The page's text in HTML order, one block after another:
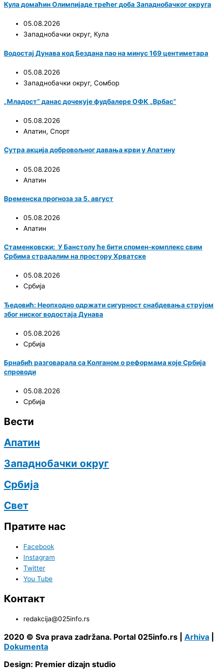
Кула домаћин Олимпијаде трећег доба Западнобачког округа
05.08.2026
Западнобачки округ, Кула
Водостај Дунава код Бездана пао на минус 169 центиметара
05.08.2026
Западнобачки округ, Сомбор
„Младост“ данас дочекује фудбалере ОФК „Врбас“
05.08.2026
Апатин, Спорт
Сутра акција добровољног давања крви у Апатину
05.08.2026
Апатин
Временска прогноза за 5. август
05.08.2026
Апатин
Стаменковски: У Банстолу ће бити спомен-комплекс свим
Србима страдалим на простору Хрватске
05.08.2026
Србија
Ђедовић: Неопходно одржати сигурност снабдевања струјом
због ниског водостаја Дунава
05.08.2026
Србија
Брнабић разговарала са Колганом о реформама које Србија
спроводи
05.08.2026
Србија
Вести
Апатин
Западнобачки округ
Србија
Свет
Пратите нас
Facebook
Instagram
Twitter
You Tube
Контакт
redakcija@025info.rs
2020 © Sva prava zadržana. Portal 025info.rs | Arhiva
Dokumenta
Design: Premier dizajn studio